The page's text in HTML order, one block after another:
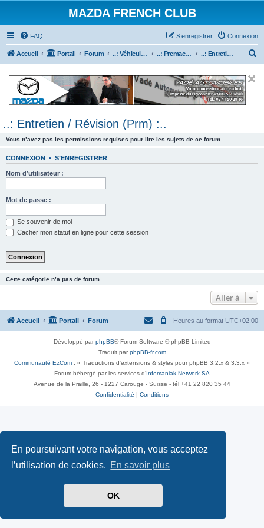
En poursuivant votre navigation, vous acceptez
l’utilisation de cookies. En savoir plus
OK
MAZDA FRENCH CLUB
FAQ Connexion
S’enregistrer
Accueil Portail Forum ..: Véhicules Mazda ancien (<2003) :.. ..: Premacy :.. ..: Entretien / Révision (Prm) :..
e
..: Entretien / Révision (Prm) :..
Vous n’avez pas les permissions requises pour lire les sujets de ce forum.
CONNEXION • S’ENREGISTRER
Nom d’utilisateur :
Mot de passe :
Se souvenir de moi
Cacher mon statut en ligne pour cette session
Cette catégorie n’a pas de forum.
Aller à
Accueil Portail Forum Heures au format UTC+02:00
Développé parphpBB® Forum Software © phpBB Limited
Traduit parphpBB-fr.com
Communauté EzCom : « Traductions d'extensions & styles pour phpBB 3.2.x & 3.3.x »
Forum hébergé par les services d’ Infomaniak Network SA
Avenue de la Praille, 26 - 1227 Carouge - Suisse - tél +41 22 820 35 44
Confidentialité
Conditions